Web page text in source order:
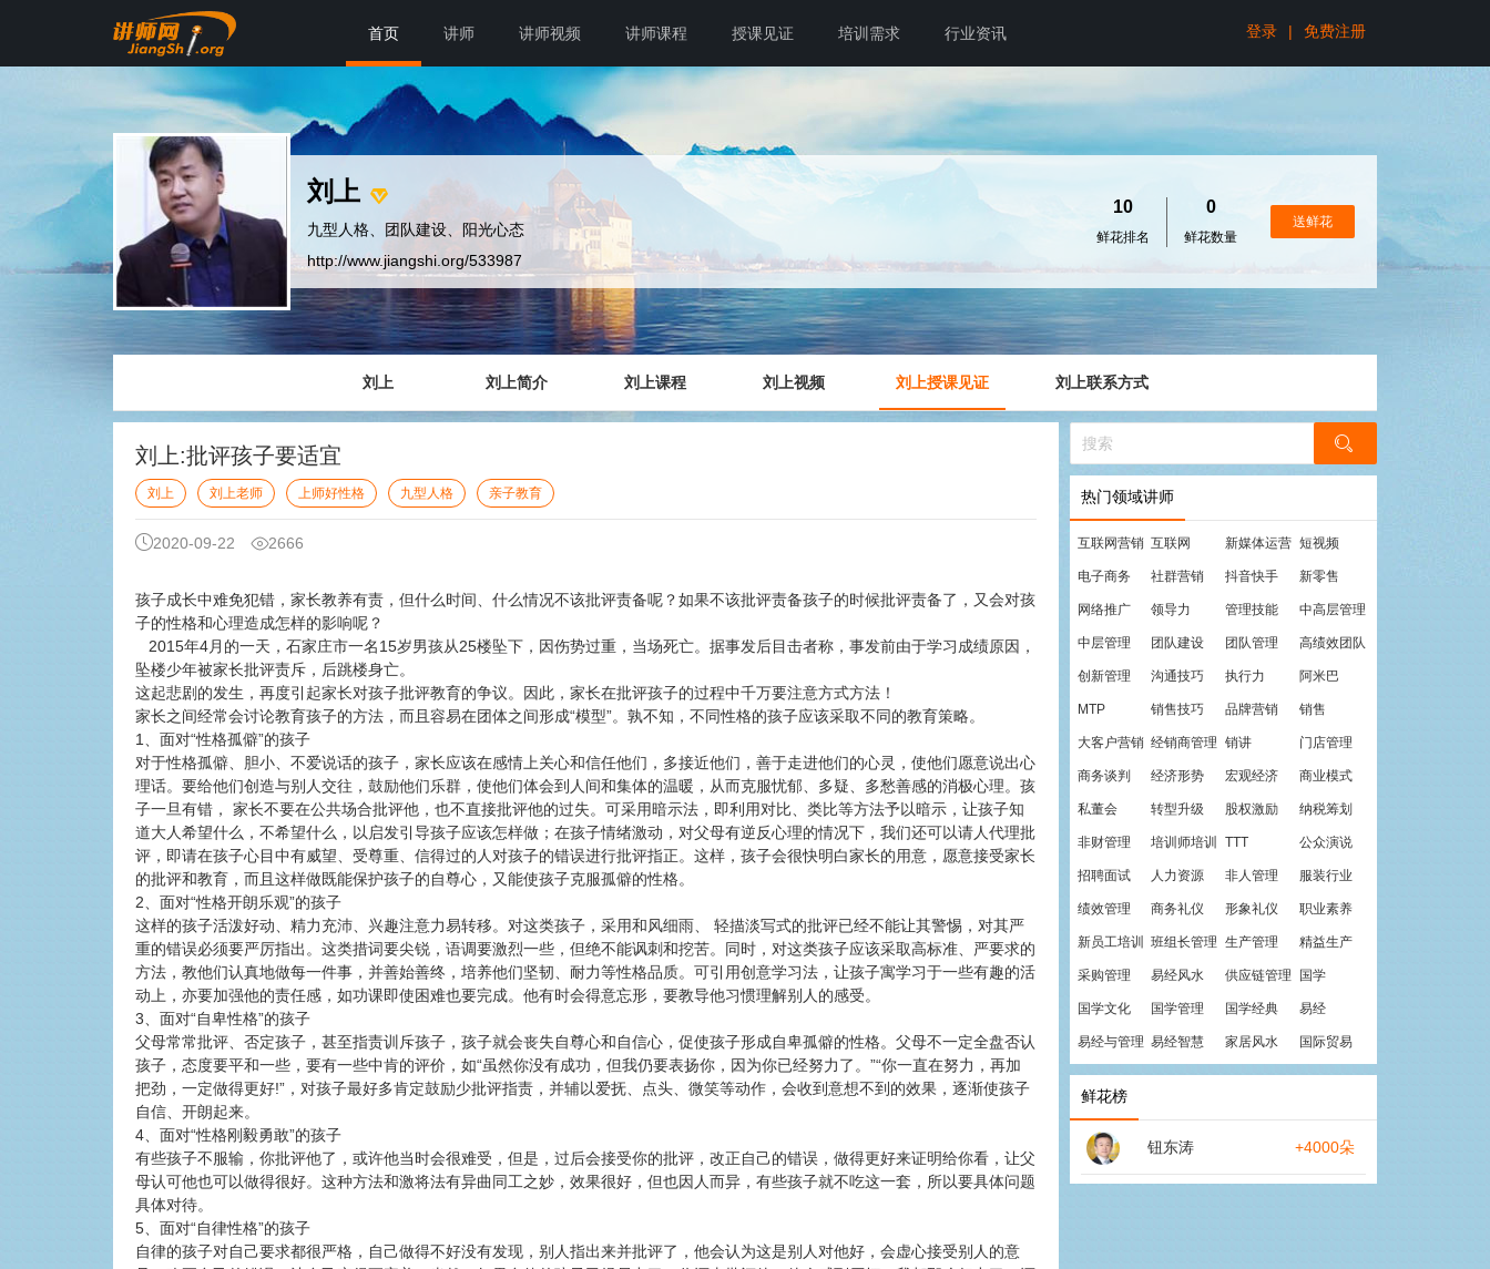
首页 讲师 讲师视频 讲师课程 授课见证 培训需求 行业资讯 登录 | 免费注册
刘上
九型人格、团队建设、阳光心态
http://www.jiangshi.org/533987
10
鲜花排名
0
鲜花数量
送鲜花
刘上 刘上简介 刘上课程 刘上视频 刘上授课见证 刘上联系方式
刘上:批评孩子要适宜
刘上 刘上老师 上师好性格 九型人格 亲子教育
2020-09-22 2666
孩子成长中难免犯错，家长教养有责，但什么时间、什么情况不该批评责备呢？如果不该批评责备孩子的时候批评责备了，又会对孩
子的性格和心理造成怎样的影响呢？
2015年4月的一天，石家庄市一名15岁男孩从25楼坠下，因伤势过重，当场死亡。据事发后目击者称，事发前由于学习成绩原因，
坠楼少年被家长批评责斥，后跳楼身亡。
这起悲剧的发生，再度引起家长对孩子批评教育的争议。因此，家长在批评孩子的过程中千万要注意方式方法！
家长之间经常会讨论教育孩子的方法，而且容易在团体之间形成“模型”。孰不知，不同性格的孩子应该采取不同的教育策略。
1、面对“性格孤僻”的孩子
对于性格孤僻、胆小、不爱说话的孩子，家长应该在感情上关心和信任他们，多接近他们，善于走进他们的心灵，使他们愿意说出心
理话。要给他们创造与别人交往，鼓励他们乐群，使他们体会到人间和集体的温暖，从而克服忧郁、多疑、多愁善感的消极心理。孩
子一旦有错， 家长不要在公共场合批评他，也不直接批评他的过失。可采用暗示法，即利用对比、类比等方法予以暗示，让孩子知
道大人希望什么，不希望什么，以启发引导孩子应该怎样做；在孩子情绪激动，对父母有逆反心理的情况下，我们还可以请人代理批
评，即请在孩子心目中有威望、受尊重、信得过的人对孩子的错误进行批评指正。这样，孩子会很快明白家长的用意，愿意接受家长
的批评和教育，而且这样做既能保护孩子的自尊心，又能使孩子克服孤僻的性格。
2、面对“性格开朗乐观”的孩子
这样的孩子活泼好动、精力充沛、兴趣注意力易转移。对这类孩子，采用和风细雨、 轻描淡写式的批评已经不能让其警惕，对其严
重的错误必须要严厉指出。这类措词要尖锐，语调要激烈一些，但绝不能讽刺和挖苦。同时，对这类孩子应该采取高标准、严要求的
方法，教他们认真地做每一件事，并善始善终，培养他们坚韧、耐力等性格品质。可引用创意学习法，让孩子寓学习于一些有趣的活
动上，亦要加强他的责任感，如功课即使困难也要完成。他有时会得意忘形，要教导他习惯理解别人的感受。
3、面对“自卑性格”的孩子
父母常常批评、否定孩子，甚至指责训斥孩子，孩子就会丧失自尊心和自信心，促使孩子形成自卑孤僻的性格。父母不一定全盘否认
孩子，态度要平和一些，要有一些中肯的评价，如“虽然你没有成功，但我仍要表扬你，因为你已经努力了。”“你一直在努力，再加
把劲，一定做得更好!”，对孩子最好多肯定鼓励少批评指责，并辅以爱抚、点头、微笑等动作，会收到意想不到的效果，逐渐使孩子
自信、开朗起来。
4、面对“性格刚毅勇敢”的孩子
有些孩子不服输，你批评他了，或许他当时会很难受，但是，过后会接受你的批评，改正自己的错误，做得更好来证明给你看，让父
母认可他也可以做得很好。这种方法和激将法有异曲同工之妙，效果很好，但也因人而异，有些孩子就不吃这一套，所以要具体问题
具体对待。
5、面对“自律性格”的孩子
自律的孩子对自己要求都很严格，自己做得不好没有发现，别人指出来并批评了，他会认为这是别人对他好，会虚心接受别人的意
热门领域讲师
互联网营销 互联网 新媒体运营 短视频
电子商务 社群营销 抖音快手 新零售
网络推广 领导力 管理技能 中高层管理
中层管理 团队建设 团队管理 高绩效团队
创新管理 沟通技巧 执行力 阿米巴
MTP 销售技巧 品牌营销 销售
大客户营销 经销商管理 销讲 门店管理
商务谈判 经济形势 宏观经济 商业模式
私董会 转型升级 股权激励 纳税筹划
非财管理 培训师培训 TTT 公众演说
招聘面试 人力资源 非人管理 服装行业
绩效管理 商务礼仪 形象礼仪 职业素养
新员工培训 班组长管理 生产管理 精益生产
采购管理 易经风水 供应链管理 国学
国学文化 国学管理 国学经典 易经
易经与管理 易经智慧 家居风水 国际贸易
鲜花榜
钮东涛 +4000朵